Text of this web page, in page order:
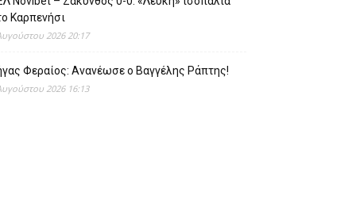
Καρπενήσι
2026 20:17
Φεραίος: Ανανέωσε ο Βαγγέλης Ράπτης!
2026 16:13